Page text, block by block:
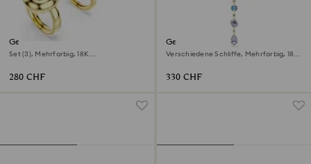
Gema Motivring
Set (3), Mehrfarbig, 18K
280 CHF
Gema Y-Halskette
Verschiedene Schliffe, Mehrfarbig, 18K
330 CHF